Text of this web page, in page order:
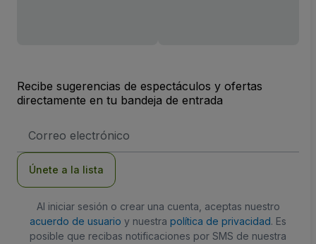
Recibe sugerencias de espectáculos y ofertas
directamente en tu bandeja de entrada
de
Únete a la lista
Al iniciar sesión o crear una cuenta, aceptas nuestro
acuerdo de usuario y nuestra política de privacidad. Es
posible que recibas notificaciones por SMS de nuestra